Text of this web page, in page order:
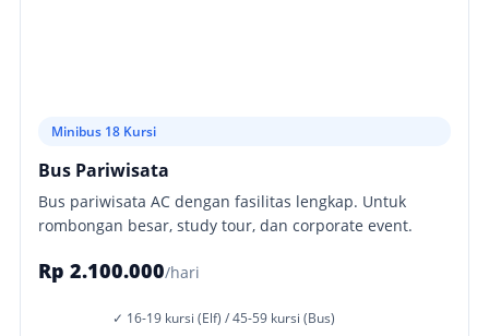
Minibus 18 Kursi
Bus Pariwisata
Bus pariwisata AC dengan fasilitas lengkap. Untuk
rombongan besar, study tour, dan corporate event.
Rp 2.100.000/hari
✓ 16-19 kursi (Elf) / 45-59 kursi (Bus)